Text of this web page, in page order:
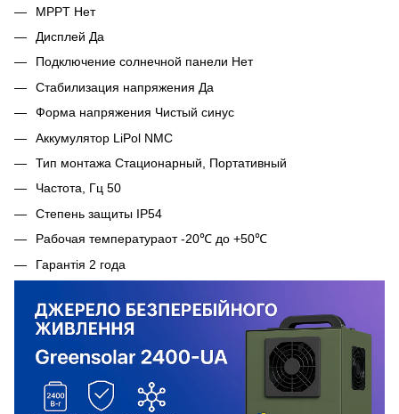
MPPT Нет
Дисплей Да
Подключение солнечной панели Нет
Стабилизация напряжения Да
Форма напряжения Чистый синус
Аккумулятор LiPol NMC
Тип монтажа Стационарный, Портативный
Частота, Гц 50
Степень защиты IP54
Рабочая температураот -20℃ до +50℃
Гарантія 2 года